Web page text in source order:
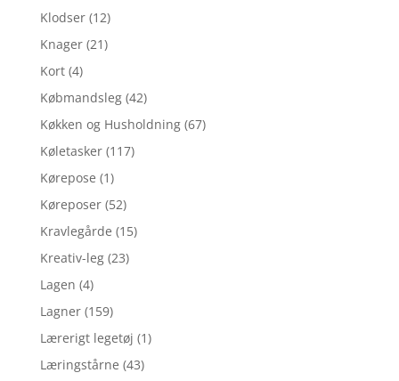
Klodser (12)
Knager (21)
Kort (4)
Købmandsleg (42)
Køkken og Husholdning (67)
Køletasker (117)
Kørepose (1)
Køreposer (52)
Kravlegårde (15)
Kreativ-leg (23)
Lagen (4)
Lagner (159)
Lærerigt legetøj (1)
Læringstårne (43)